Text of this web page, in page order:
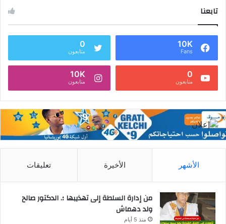
تابعنا
10K
Fans
0
متابعون
0
متابعون
10K
متابعون
الأشهر الأخيرة تعليقات
من إدارة السلطة إلى تهذيبها ؛. الدكتور صالح
ولد دهماش
منذ 5 أيام